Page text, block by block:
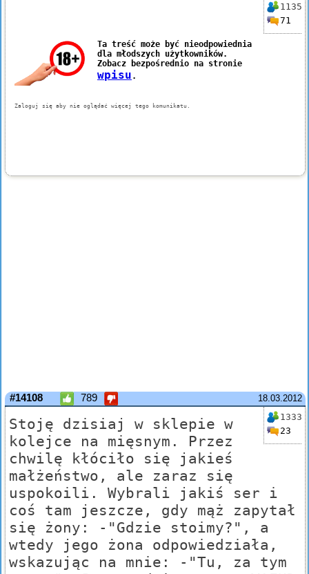
1135
71
18.03.2012
#14108 789
1333
23
Stoję dzisiaj w sklepie w
kolejce na mięsnym. Przez
chwilę kłóciło się jakieś
małżeństwo, ale zaraz się
uspokoili. Wybrali jakiś ser i
coś tam jeszcze, gdy mąż zapytał
się żony: -"Gdzie stoimy?", a
wtedy jego żona odpowiedziała,
wskazując na mnie: -"Tu, za tym